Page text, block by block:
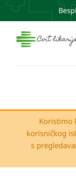
Koristimo
korisničkog
s